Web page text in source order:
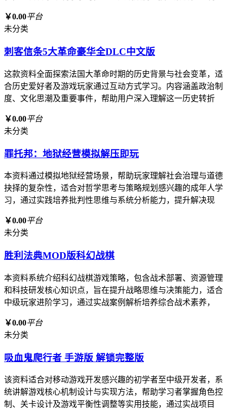
￥0.00平台
未分类
刺客信条5大革命豪华全DLC中文版
这款资料全面探索法国大革命时期的历史背景与社会变革，适
合历史爱好者及游戏玩家通过互动方式学习。内容涵盖政治制
度、文化思潮及重要事件，帮助用户深入理解这一历史转折
￥0.00平台
未分类
罪托邦：地狱经营模拟解压即玩
本资料通过模拟地狱经营场景，帮助玩家理解社会治理与道德
抉择的复杂性，适合对哲学思考与策略规划感兴趣的成年人学
习，通过实践培养批判性思维与系统分析能力，提升解决现
￥0.00平台
未分类
胜利法典MOD版科幻战棋
本资料系统介绍科幻战棋游戏策略，包含战术部署、资源管理
和科技研发核心知识点，旨在提升战略思维与决策能力，适合
中级玩家进阶学习，通过实战案例解析培养综合战术素养，
￥0.00平台
未分类
吸血鬼爬行者 手游版 解锁完整版
该资料适合对移动游戏开发感兴趣的初学者至中级开发者，系
统讲解游戏核心机制设计与实现方法，帮助学习者掌握角色控
制、关卡设计及游戏平衡性调整等实用技能，通过实战项目